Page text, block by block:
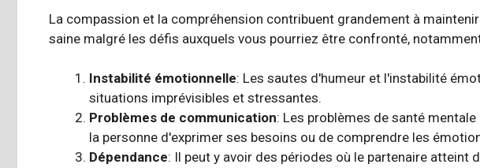
La compassion et la compréhension contribuent grandement à
saine malgré les défis auxquels vous pourriez être confronté,
Instabilité émotionnelle: Les sautes d'humeur et l'instabilité
situations imprévisibles et stressantes.
Problèmes de communication: Les problèmes de santé
la personne d'exprimer ses besoins ou de comprendre les
Dépendance: Il peut y avoir des périodes où le partenaire atteint